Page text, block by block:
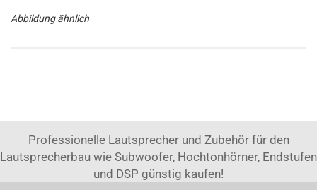
Abbildung ähnlich
Professionelle Lautsprecher und Zubehör für den
Lautsprecherbau wie Subwoofer, Hochtonhörner, Endstufen
und DSP günstig kaufen!